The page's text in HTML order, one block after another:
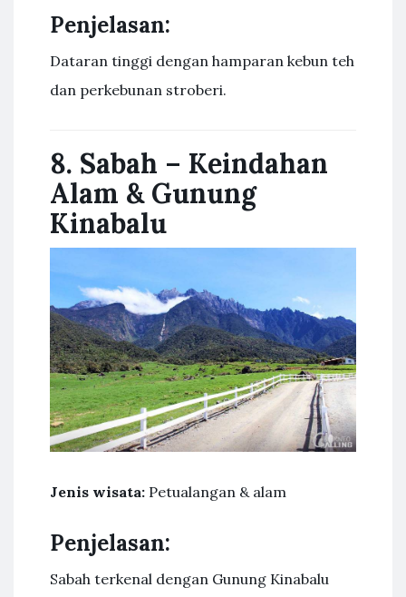
Penjelasan:
Dataran tinggi dengan hamparan kebun teh
dan perkebunan stroberi.
8. Sabah – Keindahan
Alam & Gunung
Kinabalu
Jenis wisata: Petualangan & alam
Penjelasan:
Sabah terkenal dengan Gunung Kinabalu